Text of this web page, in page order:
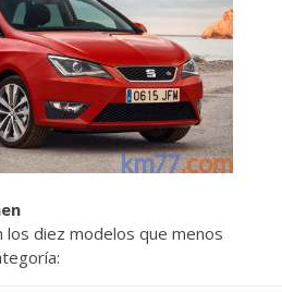
los diez modelos que menos